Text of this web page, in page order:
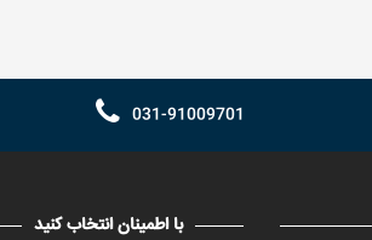
031-91009701
با اطمینان انتخاب کنید